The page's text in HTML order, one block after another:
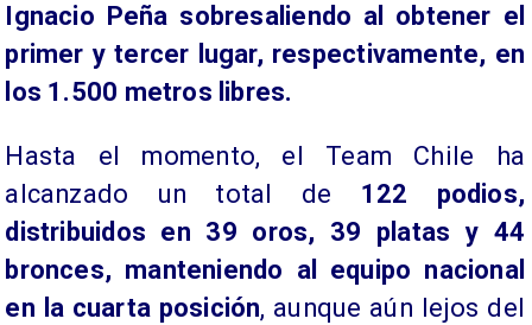
Ignacio Peña sobresaliendo al obtener el
primer y tercer lugar, respectivamente, en
los 1.500 metros libres.
Hasta el momento, el Team Chile ha
alcanzado un total de 122 podios,
distribuidos en 39 oros, 39 platas y 44
bronces, manteniendo al equipo nacional
en la cuarta posición, aunque aún lejos del